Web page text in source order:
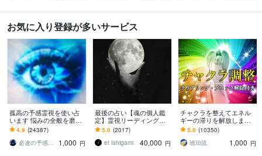
お気に入り登録が多いサービス
孤高の予感霊視を使い占
います 悩みの全般を磨き
上げ、研ぎ澄ました予感
より霊視により導きます
4.9 (24387)
必達の予感霊視 渡邊 潤一
1,000 円
最後の占い【魂の個人鑑
定】霊視リーディング承
ります 運命の地図を手
に、輝く人生を創る｜魂
の全体像を紐解く鑑定
5.0 (2017)
et Ishigami
40,000 円
チャクラを整えてエネル
ギーの滞りを解放します 7
割超リピート！人生を変
えたい人のエネルギー調
整
5.0 (10350)
琥珀流
1,000 円